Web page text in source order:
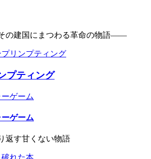
の建国にまつわる革命の物語――
プティング
ゲーム
ゲーム
返す甘くない物語